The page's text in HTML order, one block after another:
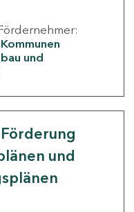
Kommunen
und
Förderung
und